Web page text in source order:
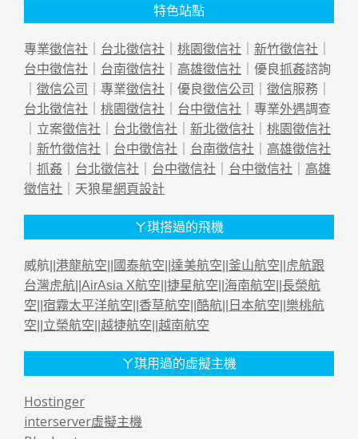
特色站點
專業徵信社 ｜ 台北徵信社 ｜ 桃園徵信社 ｜ 新竹徵信社 ｜
台中徵信社 ｜ 台南徵信社 ｜ 高雄徵信社 ｜優良抓姦諮詢
｜ 徵信公司 ｜專業徵信社 ｜優良徵信公司 ｜ 徵信服務｜
台北徵信社 ｜ 桃園徵信社 ｜ 台中徵信社 ｜專業外遇調查
｜立案徵信社 ｜ 台北徵信社 ｜ 新北徵信社 ｜ 桃園徵信社
｜ 新竹徵信社 ｜ 台中徵信社 ｜ 台南徵信社 ｜ 高雄徵信社
｜ 抓姦 ｜ 台北徵信社 ｜ 台中徵信社 ｜ 台中徵信社 ｜ 高雄
徵信社 ｜天狼星網頁設計
ㄚ琪搭過的飛機
威航|| 港龍航空 國泰航空 達美航空 釜山航空
虎航跟
台灣虎航 AirAsia X航空 捷星航空 海南航空 長榮航
空 宿霧太平洋航空 香草航空 酷航 日本航空 樂桃航
空 立榮航空 越捷航空 越南航空
ㄚ琪用過的虛擬主機
Hostinger
interserver虛擬主機